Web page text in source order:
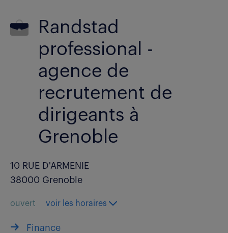
Randstad
professional -
agence de
recrutement de
dirigeants à
Grenoble
10 RUE D'ARMENIE
38000 Grenoble
ouvert voir les horaires
Finance